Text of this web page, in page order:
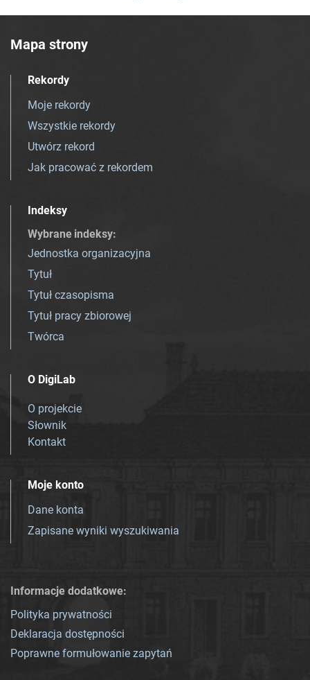
Mapa strony
Rekordy
Moje rekordy
Wszystkie rekordy
Utwórz rekord
Jak pracować z rekordem
Indeksy
Wybrane indeksy:
Jednostka organizacyjna
Tytuł
Tytuł czasopisma
Tytuł pracy zbiorowej
Twórca
O DigiLab
O projekcie
Słownik
Kontakt
Moje konto
Dane konta
Zapisane wyniki wyszukiwania
Informacje dodatkowe:
Polityka prywatności
Deklaracja dostępności
Poprawne formułowanie zapytań